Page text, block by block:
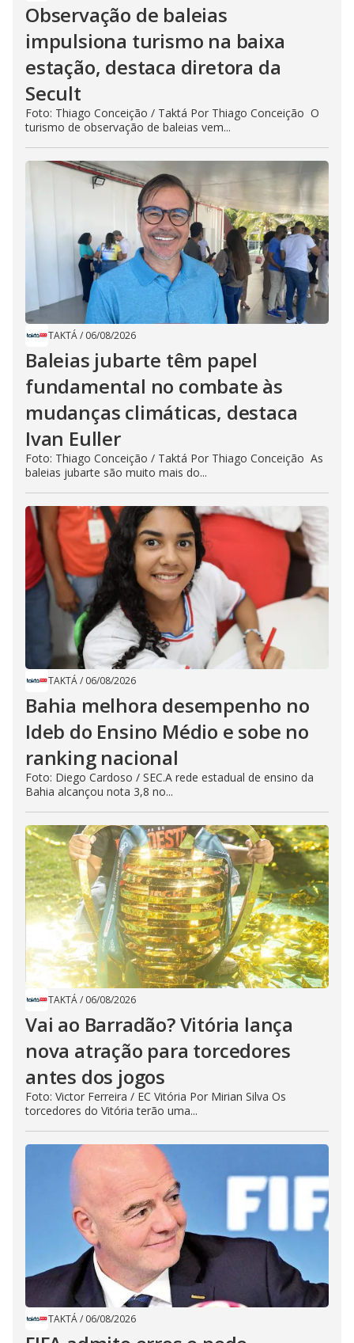
Observação de baleias
impulsiona turismo na baixa
estação, destaca diretora da
Secult
Foto: Thiago Conceição / Taktá Por Thiago Conceição O
turismo de observação de baleias vem...
TAKTÁ/ 06/08/2026
Baleias jubarte têm papel
fundamental no combate às
mudanças climáticas, destaca
Ivan Euller
Foto: Thiago Conceição / Taktá Por Thiago Conceição As
baleias jubarte são muito mais do...
TAKTÁ/ 06/08/2026
Bahia melhora desempenho no
Ideb do Ensino Médio e sobe no
ranking nacional
Foto: Diego Cardoso / SEC.A rede estadual de ensino da
Bahia alcançou nota 3,8 no...
TAKTÁ/ 06/08/2026
Vai ao Barradão? Vitória lança
nova atração para torcedores
antes dos jogos
Foto: Victor Ferreira / EC Vitória Por Mirian Silva Os
torcedores do Vitória terão uma...
TAKTÁ/ 06/08/2026